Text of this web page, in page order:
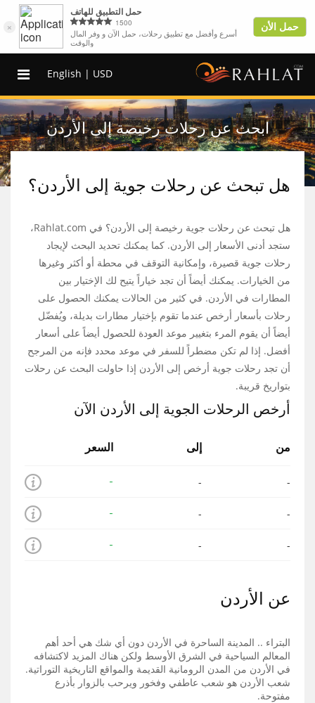
English | USD
ابحث عن رحلات رخيصة إلى الأردن
هل تبحث عن رحلات جوية إلى الأردن؟
هل تبحث عن رحلات جوية رخيصة إلى الأردن؟ في Rahlat.com،
ستجد أدنى الأسعار إلى الأردن. كما يمكنك تحديد البحث لإيجاد
رحلات جوية قصيرة، وإمكانية التوقف في محطة أو أكثر وغيرها
من الخيارات. يمكنك أيضاً أن تجد خياراً يتيح لك الإختيار بين
المطارات في الأردن. في كثير من الحالات يمكنك الحصول على
رحلات بأسعار أرخص عندما تقوم بإختيار مطارات بديلة، ويُفضّل
أيضاً أن يقوم المرء بتغيير موعد العودة للحصول أيضاً على أسعار
أفضل. إذا لم تكن مضطراً للسفر في موعد محدد فإنه من المرجح
أن تجد رحلات جوية أرخص إلى الأردن إذا حاولت البحث عن رحلات
بتواريخ قريبة.
أرخص الرحلات الجوية إلى الأردن الآن
من إلى السعر
-
-
-
-
-
-
-
-
-
عن الأردن
البتراء .. المدينة الساحرة في الأردن دون أي شك هي أحد أهم
المعالم السياحية في الشرق الأوسط ولكن هناك المزيد لاكتشافه
في الأردن من المدن الرومانية القديمة والمواقع التاريخية التوراتية.
شعب الأردن هو شعب عاطفي وفخور ويرحب بالزوار بأذرع
مفتوحة.